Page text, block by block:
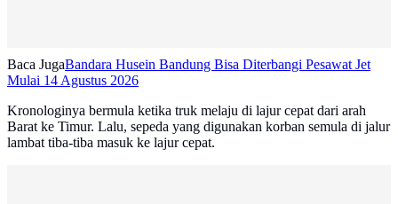
Baca JugaBandara Husein Bandung Bisa Diterbangi Pesawat Jet
Mulai 14 Agustus 2026
Kronologinya bermula ketika truk melaju di lajur cepat dari arah
Barat ke Timur. Lalu, sepeda yang digunakan korban semula di jalur
lambat tiba-tiba masuk ke lajur cepat.